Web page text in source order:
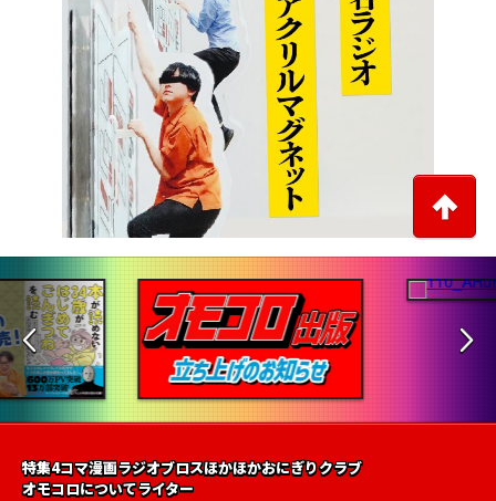
特集4コマ漫画ラジオブロスほかほかおにぎりクラブ
オモコロについてライター